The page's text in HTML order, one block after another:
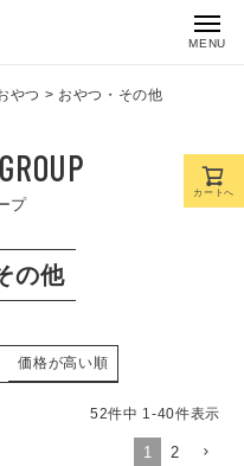
MENU
やつ おやつ・その他
プ
の他
価格が高い順
52件中 1-40件表示
1 2
カートへ